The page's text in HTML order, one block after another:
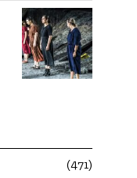
471